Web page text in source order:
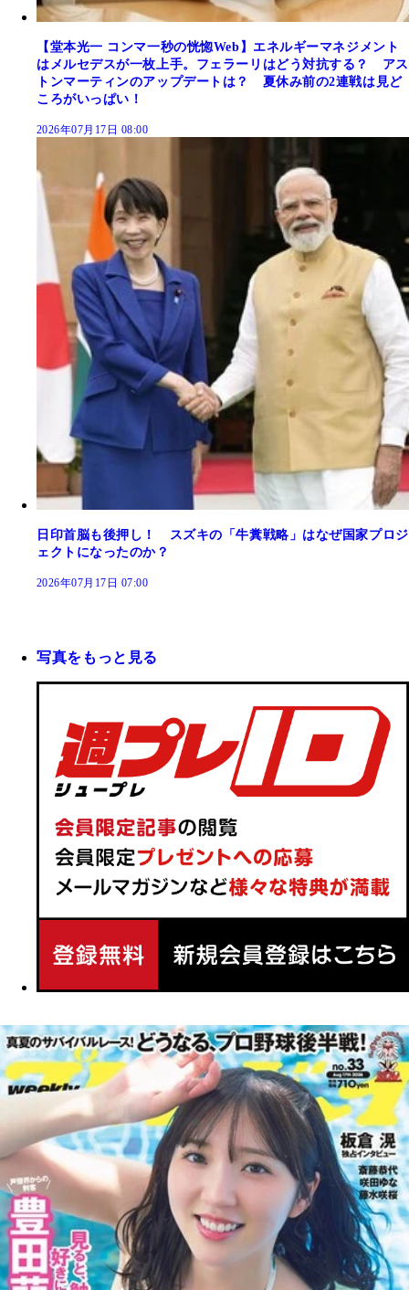
【堂本光一 コンマ一秒の恍惚Web】エネルギーマネジメント
はメルセデスが一枚上手。フェラーリはどう対抗する？ アス
トンマーティンのアップデートは？ 夏休み前の2連戦は見ど
ころがいっぱい！
2026年07月17日 08:00
日印首脳も後押し！ スズキの「牛糞戦略」はなぜ国家プロジ
ェクトになったのか？
2026年07月17日 07:00
写真をもっと見る